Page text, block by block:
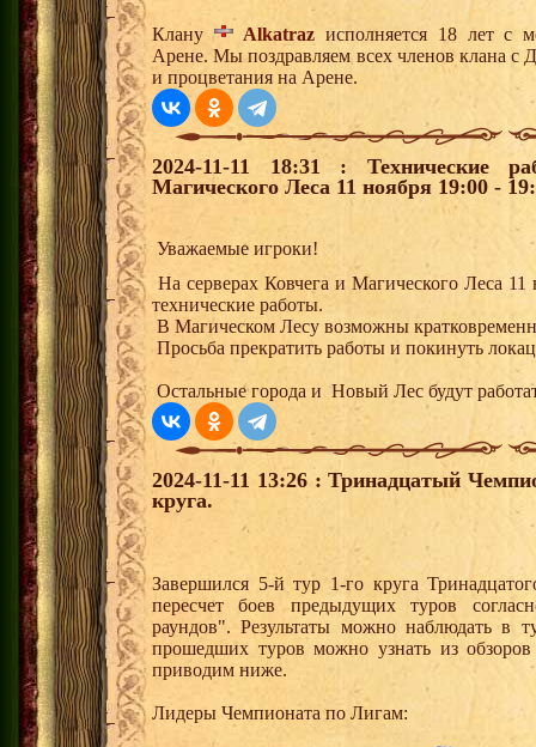
Клану Alkatraz исполняется 18 лет с
Арене. Мы поздравляем всех членов клана с
и процветания на Арене.
2024-11-11 18:31 : Технические
Магического Леса 11 ноября 19:00 -
Уважаемые игроки!
На серверах Ковчега и Магического Леса 11
технические работы.
В Магическом Лесу возможны
Просьба прекратить работы и покинуть
Остальные города и Новый Лес будут
2024-11-11 13:26 : Тринадцатый
круга.
Завершился 5-й тур 1-го круга
пересчет боев предыдущих туров
раундов". Результаты можно наблюдать в
прошедших туров можно узнать из
приводим ниже.
Лидеры Чемпионата по Лигам: